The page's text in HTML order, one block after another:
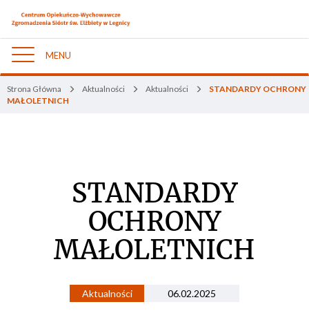
Nawigacja
MENU
Strona Główna Aktualności Aktualności
STANDARDY OCHRONY
MAŁOLETNICH
STANDARDY
OCHRONY
MAŁOLETNICH
Aktualności 06.02.2025